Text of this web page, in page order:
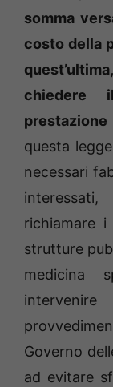
somma
costo della
questa
necessari
richiamare
strutture
medicina
Governo
ad evitare